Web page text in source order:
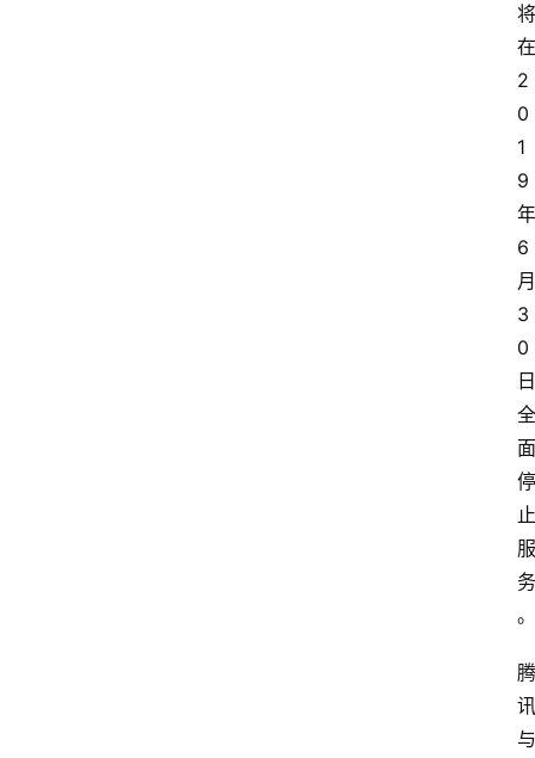
将
在
2
0
1
9
年
6
月
3
0
日
全
面
停
止
服
务
。
腾
讯
与